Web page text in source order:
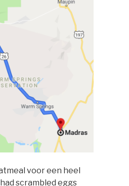
voor een heel
scrambled eggs